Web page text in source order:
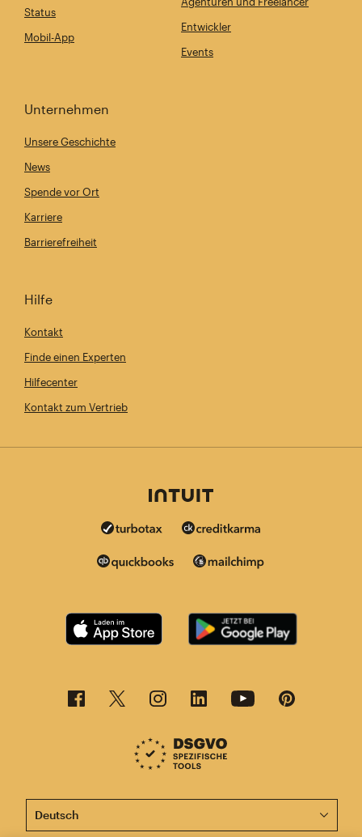
Status
Mobil-App
Entwickler
Events
Unternehmen
Unsere Geschichte
News
Spende vor Ort
Karriere
Barrierefreiheit
Hilfe
Kontakt
Finde einen Experten
Hilfecenter
Kontakt zum Vertrieb
Diese Seite ist jetzt auch in anderen Sprachen